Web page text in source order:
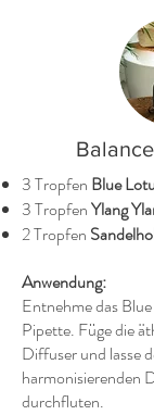
3 Tropfen Blue
3 TropfenYlang
2 Tropfen
Anwendung:
Entnehme das
Pipette. Füge die
Diffuser und lasse
harmonisierenden
durchfluten.